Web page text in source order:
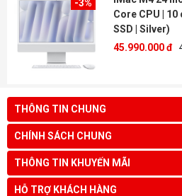
-3%
Core CPU | 10
SSD | Silver)
45.990.000 đ
THÔNG TIN CHUNG
CHÍNH SÁCH CHUNG
THÔNG TIN KHUYẾN MÃI
HỖ TRỢ KHÁCH HÀNG